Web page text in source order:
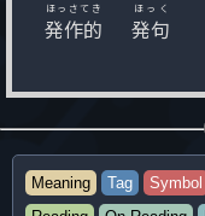
発作的
ほっさてき
発句
ほっく
Meaning Tag
Symbol